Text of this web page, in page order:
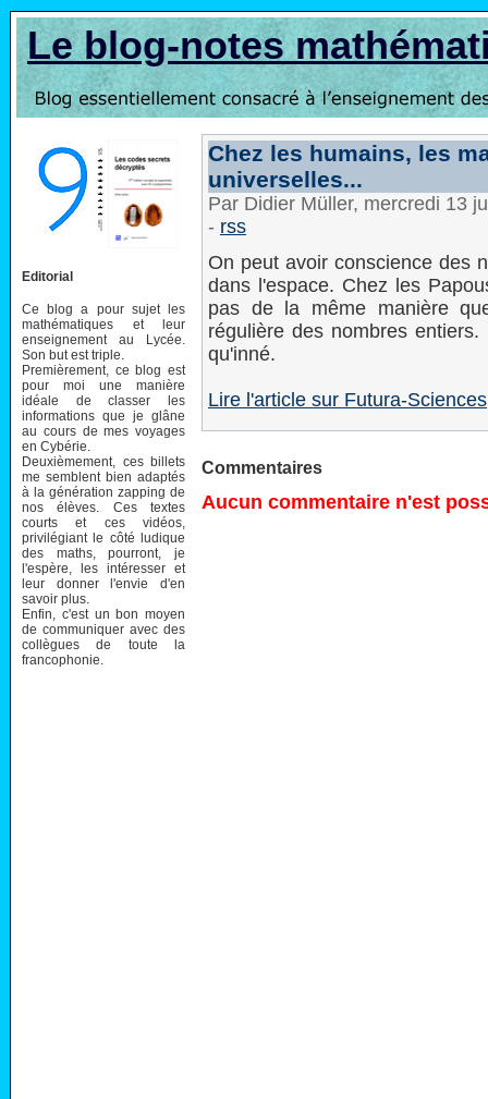
Le blog-notes
Editorial
Ce blog a pour sujet les
mathématiques et leur
enseignement au Lycée.
Son but est triple.
Premièrement, ce blog est
pour moi une manière
idéale de classer les
informations que je glâne
au cours de mes voyages
en Cybérie.
Deuxièmement, ces billets
me semblent bien adaptés
à la génération zapping de
nos élèves. Ces textes
courts et ces vidéos,
privilégiant le côté ludique
des maths, pourront, je
l'espère, les intéresser et
leur donner l'envie d'en
savoir plus.
Enfin, c'est un bon moyen
de communiquer avec des
collègues de toute la
francophonie.
Chez les humains, les
universelles...
Par Didier Müller, mercredi 13
- rss
On peut avoir conscience des
dans l'espace. Chez les
pas de la même manière
régulière des nombres
qu'inné.
Lire l'article sur Futura-Sciences
Commentaires
Aucun commentaire n'est